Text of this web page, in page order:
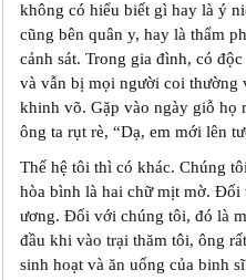
không có hiểu biết gì hay là ‎ý
cũng bên quân y, hay là thẩm
cảnh sát. Trong gia đình, có
và vẫn bị mọi người coi thường
khinh võ. Gặp vào ngày giỗ họ
ông ta rụt rè, “Dạ, em mới lên
Thế hệ tôi thì có khác. Chúng
hòa bình là hai chữ mịt mờ.
ương. Đối với chúng tôi, đó là
đầu khi vào trại thăm tôi, ông
sinh hoạt và ăn uống của binh